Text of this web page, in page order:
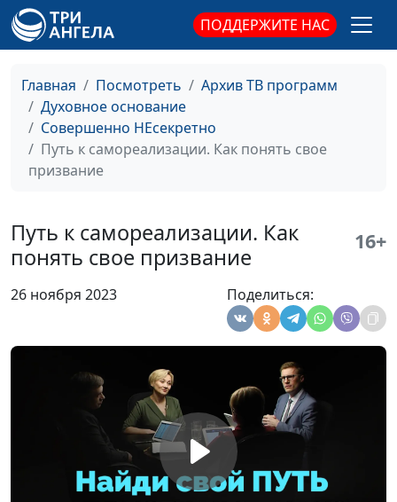
ПОДДЕРЖИТЕ НАС
Главная Посмотреть
Архив ТВ программ
Духовное основание
Совершенно НЕсекретно
Путь к самореализации. Как понять свое
призвание
Путь к самореализации. Как
понять свое призвание
16+
26 ноября 2023 Поделиться:
Самореализация
через профессию
тренер, Дмитрий
Булатов,
Мария Вачева,
психолог; Айгуль
личностного роста
Путь к
жизнь
Булатов,
священнослужитель;
психолог; Айгуль
Иншакова, тренер
личностного роста
самореализации. Как
понять свои таланты
и способности
Руслан Ларин,
психолог, бизнес-
тренер, Дмитрий
Булатов,
священнослужитель;
Мария Вачева,